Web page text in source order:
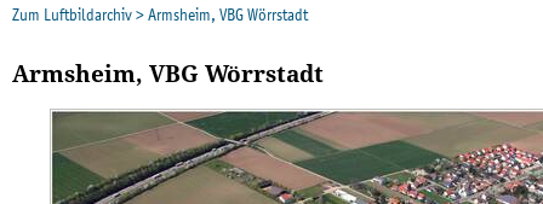
Zum Luftbildarchiv>Armsheim, VBG Wörrstadt
Armsheim, VBG Wörrstadt